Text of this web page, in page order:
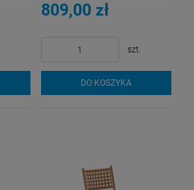
809,00 zł
szt.
DO KOSZYKA